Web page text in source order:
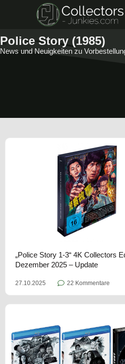
Police Story (1985)
News und Neuigkeiten zu
„Police Story 1-3“ 4K Collectors
Dezember 2025 – Update
27.10.2025 22 Kommentare